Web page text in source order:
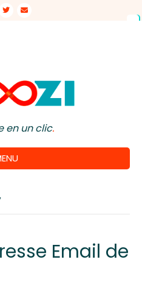
TwitterEmail
en un clic.
Email de